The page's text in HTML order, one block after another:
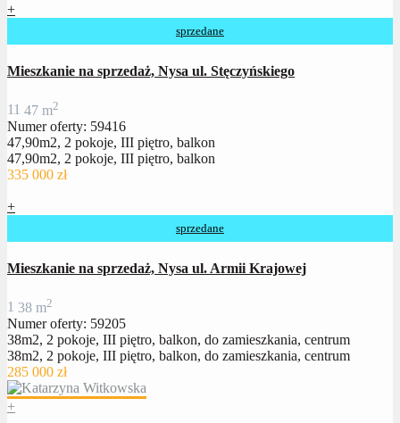
+
sprzedane
Mieszkanie na sprzedaż, Nysa ul. Stęczyńskiego
11 47 m2
Numer oferty: 59416
47,90m2, 2 pokoje, III piętro, balkon
47,90m2, 2 pokoje, III piętro, balkon
335 000 zł
+
sprzedane
Mieszkanie na sprzedaż, Nysa ul. Armii Krajowej
1 38 m2
Numer oferty: 59205
38m2, 2 pokoje, III piętro, balkon, do zamieszkania, centrum
38m2, 2 pokoje, III piętro, balkon, do zamieszkania, centrum
285 000 zł
+